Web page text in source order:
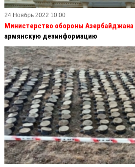
24 Ноябрь 2022 10:00
Министерство обороны Азербайджана
армянскую дезинформацию